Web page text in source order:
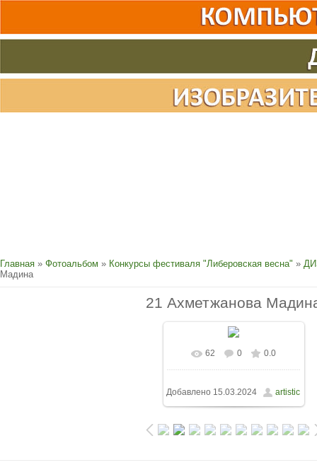
Главная » Фотоальбом » Конкурсы фестиваля "Либеровская весна" »
Мадина
21 Ахметжанова
62 0 0.0
Добавлено 15.03.2024 artistic